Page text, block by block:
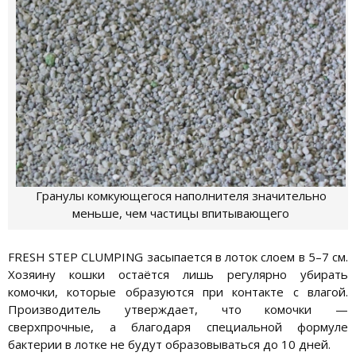
Гранулы комкующегося наполнителя значительно
меньше, чем частицы впитывающего
FRESH STEP CLUMPING засыпается в лоток слоем в 5–7 см.
Хозяину кошки остаётся лишь регулярно убирать
комочки, которые образуются при контакте с влагой.
Производитель утверждает, что комочки —
сверхпрочные, а благодаря специальной формуле
бактерии в лотке не будут образовываться до 10 дней.